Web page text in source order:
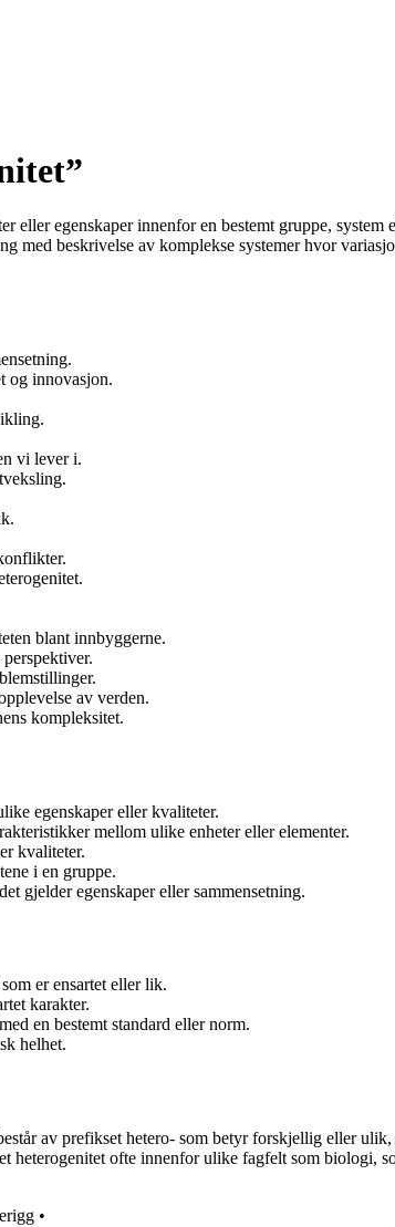
eller egenskaper innenfor en bestemt gruppe,
med beskrivelse av komplekse systemer hvor
og innovasjon.
vi lever i.
blant innbyggerne.
av verden.
kompleksitet.
egenskaper eller kvaliteter.
mellom ulike enheter eller elementer.
kvaliteter.
i en gruppe.
gjelder egenskaper eller sammensetning.
er ensartet eller lik.
karakter.
en bestemt standard eller norm.
helhet.
av prefikset hetero- som betyr forskjellig eller
heterogenitet ofte innenfor ulike fagfelt som
•